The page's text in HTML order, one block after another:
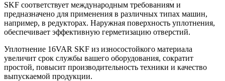
SKF соответствует международным требованиям и
предназначено для применения в различных типах машин,
например, в редукторах. Наружная поверхность уплотнения,
обеспечивает эффективную герметизацию отверстий.
Уплотнение 16VAR SKF из износостойкого материала
увеличит срок службы вашего оборудования, сократит
простой, повысит производительность техники и качество
выпускаемой продукции.